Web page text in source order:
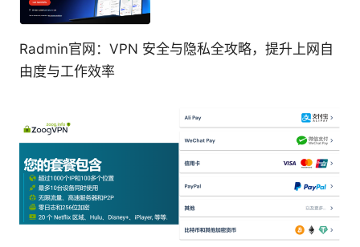
Radmin官网：VPN 安全与隐私全攻略，提升上网自
由度与工作效率